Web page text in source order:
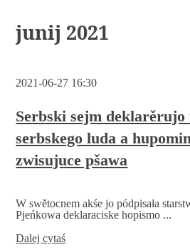
junij 2021
2021-06-27 16:30
Serbski sejm
serbskego luda a
zwisujuce pšawa
W swětocnem akśe jo pódpisała
Pjeńkowa deklaraciske hopismo ...
Dalej cytaśSerbski